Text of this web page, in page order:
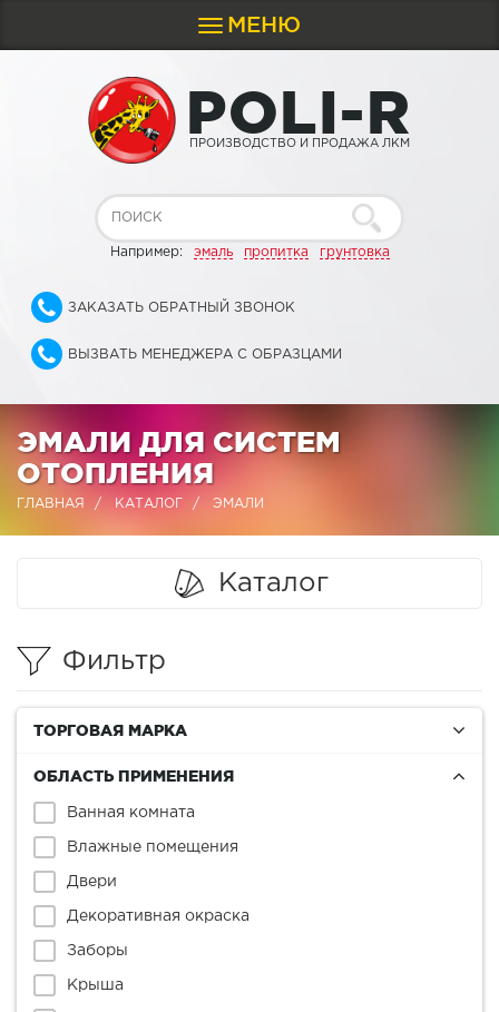
Toggle
navigation
МЕНЮ
POLI-R
ПРОИЗВОДСТВО И ПРОДАЖА ЛКМ
Например: эмаль пропитка грунтовка
ЗАКАЗАТЬ ОБРАТНЫЙ ЗВОНОК
ВЫЗВАТЬ МЕНЕДЖЕРА С ОБРАЗЦАМИ
ЭМАЛИ ДЛЯ СИСТЕМ
ОТОПЛЕНИЯ
ГЛАВНАЯ КАТАЛОГ ЭМАЛИ
Каталог
Фильтр
ТОРГОВАЯ МАРКА
ОБЛАСТЬ ПРИМЕНЕНИЯ
Ванная комната
Влажные помещения
Двери
Декоративная окраска
Заборы
Крыша